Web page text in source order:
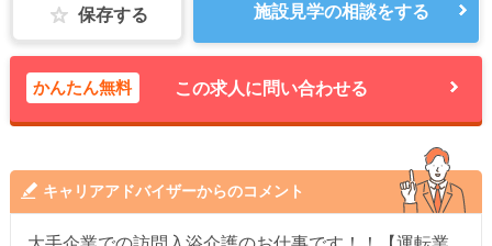
保存する 施設見学の相談をする
かんたん無料 この求人に問い合わせる
キャリアアドバイザーからのコメント